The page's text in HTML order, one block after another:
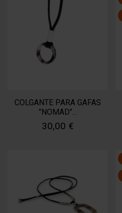
COLGANTE PARA GAFAS
"NOMAD"...
30,00 €